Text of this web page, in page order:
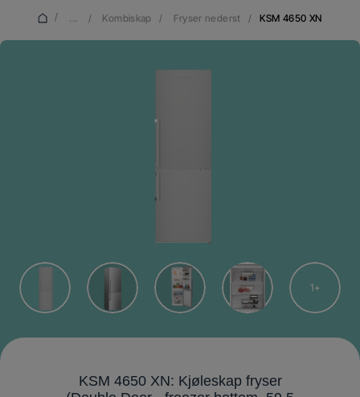
/ ... / Kombiskap / Fryser nederst / KSM 4650 XN
1
KSM 4650 XN: Kjøleskap fryser